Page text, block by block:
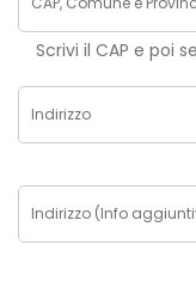
Scrivi il CAP e poi